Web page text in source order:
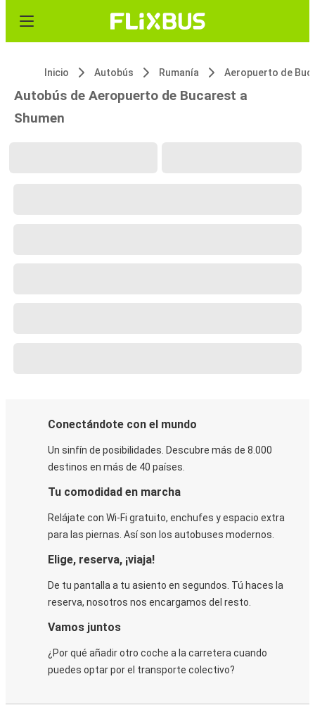
Inicio Autobús Rumanía
Autobús de Aeropuerto de Bucarest a
Shumen
Conectándote con el mundo
Un sinfín de posibilidades. Descubre más de 8.000
destinos en más de 40 países.
Tu comodidad en marcha
Relájate con Wi-Fi gratuito, enchufes y espacio extra
para las piernas. Así son los autobuses modernos.
Elige, reserva, ¡viaja!
De tu pantalla a tu asiento en segundos. Tú haces la
reserva, nosotros nos encargamos del resto.
Vamos juntos
¿Por qué añadir otro coche a la carretera cuando
puedes optar por el transporte colectivo?